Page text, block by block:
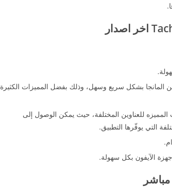
بشكل سريع وسهل، وذلك بفضل المميزات الكثيرة
للعناوين المختلفة، حيث يمكن الوصول إلى
التي يوفّرها التطبيق.
الآيفون بكل سهولة.